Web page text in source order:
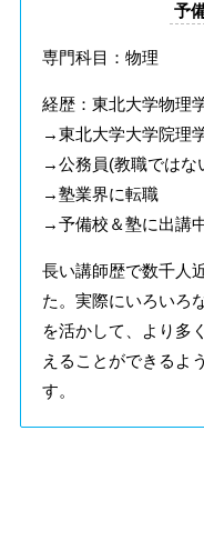
予
専門科目：物理
経歴：東北大学物理
→東北大学大学院理
→公務員(教職ではな
→塾業界に転職
→予備校＆塾に出講
長い講師歴で数千人
た。実際にいろいろ
を活かして、より多
えることができるよ
す。